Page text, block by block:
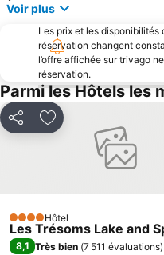
Le Semnoz
La Plage d'Annecy
Annecy cinéma italien
Plage d'Albigny
La Compagnie des Bâteaux du Lac d'Annecy
Le Phare
Les Grandes Médiévales
Carnaval Vénitien
Fête de la Montagne
Voir plus
Les prix et les disponibilités
réservation changent
l’offre affichée sur trivago
réservation.
Parmi les Hôtels les
PartagerAjouter à mes
4 ÉtoilesHôtel
Les Trésoms Lake and
8,1 Très bien (7 511 évaluations)